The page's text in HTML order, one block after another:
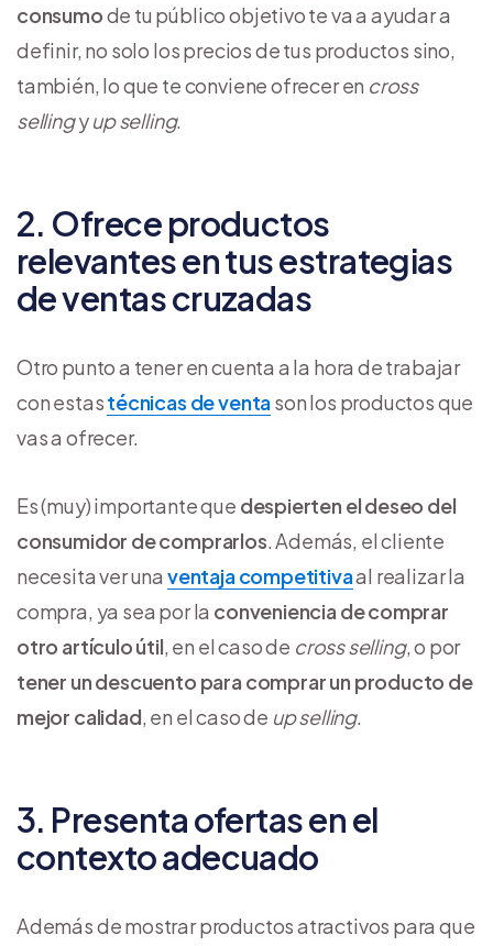
consumode tu público objetivo te va a ayudar a
definir, no solo los precios de tus productos sino,
también, lo que te conviene ofrecer en cross
sellingyup selling.
2. Ofrece productos
relevantes en tus estrategias
de ventas cruzadas
Otro punto a tener en cuenta a la hora de trabajar
con estastécnicas de ventason los productos que
vas a ofrecer.
Es (muy) importante que despierten el deseo del
consumidor de comprarlos. Además, el cliente
necesita ver una ventaja competitivaal realizar la
compra, ya sea por la conveniencia de comprar
otro artículo útil, en el caso de cross selling, o por
tener un descuento para comprar un producto de
mejor calidad, en el caso de up selling.
3. Presenta ofertas en el
contexto adecuado
Además de mostrar productos atractivos para que